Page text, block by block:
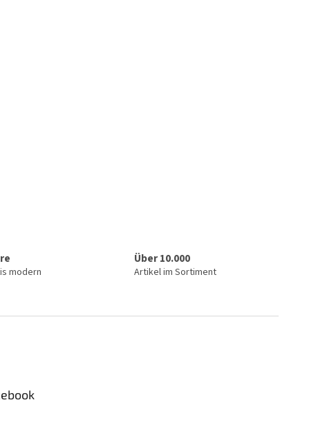
modern
Über 10.000
Artikel im Sortiment